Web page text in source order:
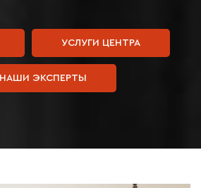
УСЛУГИ ЦЕНТРА
НАШИ ЭКСПЕРТЫ